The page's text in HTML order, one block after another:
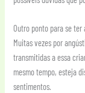
Outro ponto para se
Muitas vezes por
transmitidas a essa
mesmo tempo, esteja
sentimentos.